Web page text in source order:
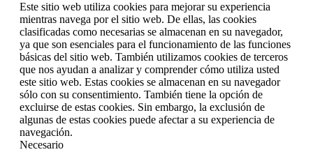
Este sitio web utiliza cookies para mejorar su experiencia
mientras navega por el sitio web. De ellas, las cookies
clasificadas como necesarias se almacenan en su navegador,
ya que son esenciales para el funcionamiento de las funciones
básicas del sitio web. También utilizamos cookies de terceros
que nos ayudan a analizar y comprender cómo utiliza usted
este sitio web. Estas cookies se almacenan en su navegador
sólo con su consentimiento. También tiene la opción de
excluirse de estas cookies. Sin embargo, la exclusión de
algunas de estas cookies puede afectar a su experiencia de
navegación.
Necesario